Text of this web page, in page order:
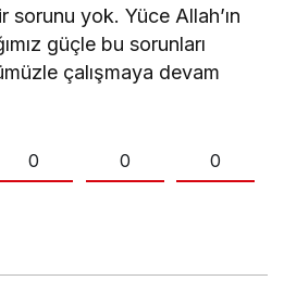
yok. Yüce Allah’ın
güçle bu sorunları
çalışmaya devam
0 0 0